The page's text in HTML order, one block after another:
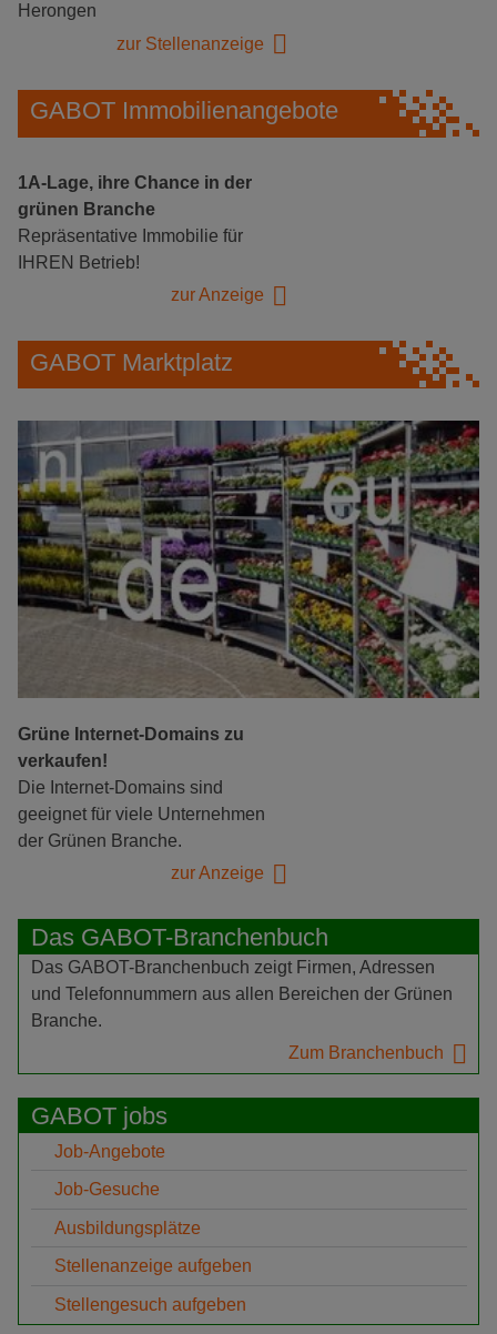
Herongen
zur Stellenanzeige
GABOT Immobilienangebote
1A-Lage, ihre Chance in der
grünen Branche
Repräsentative Immobilie für
IHREN Betrieb!
zur Anzeige
GABOT Marktplatz
Grüne Internet-Domains zu
verkaufen!
Die Internet-Domains sind
geeignet für viele Unternehmen
der Grünen Branche.
zur Anzeige
Das GABOT-Branchenbuch
Das GABOT-Branchenbuch zeigt Firmen, Adressen
und Telefonnummern aus allen Bereichen der Grünen
Branche.
Zum Branchenbuch
GABOT jobs
Job-Angebote
Job-Gesuche
Ausbildungsplätze
Stellenanzeige aufgeben
Stellengesuch aufgeben